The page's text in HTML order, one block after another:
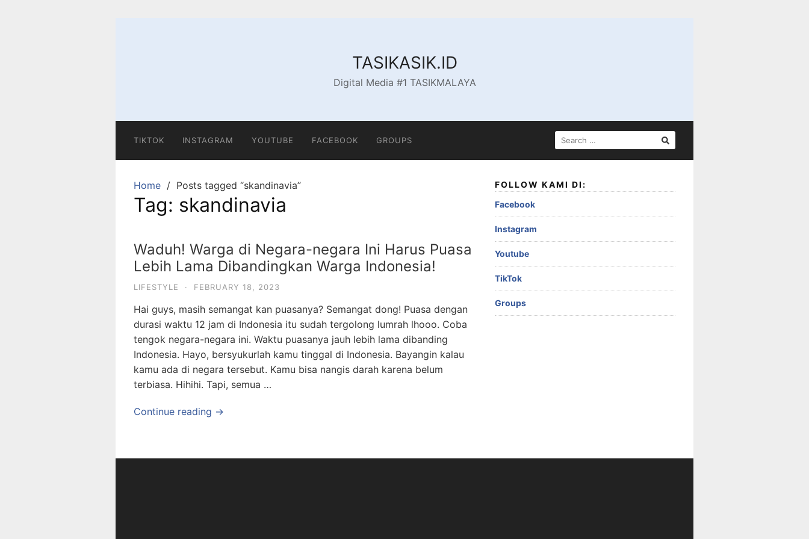
TASIKASIK.ID
Digital Media #1 TASIKMALAYA
TIKTOK INSTAGRAM YOUTUBE FACEBOOK GROUPS
SEARCH
FOR:
Home Posts tagged “skandinavia”
Tag: skandinavia
Waduh! Warga di Negara-negara Ini Harus Puasa
Lebih Lama Dibandingkan Warga Indonesia!
LIFESTYLE · FEBRUARY 18, 2023
Hai guys, masih semangat kan puasanya? Semangat dong! Puasa dengan
durasi waktu 12 jam di Indonesia itu sudah tergolong lumrah lhooo. Coba
tengok negara-negara ini. Waktu puasanya jauh lebih lama dibanding
Indonesia. Hayo, bersyukurlah kamu tinggal di Indonesia. Bayangin kalau
kamu ada di negara tersebut. Kamu bisa nangis darah karena belum
terbiasa. Hihihi. Tapi, semua …
Continue reading →
FOLLOW KAMI DI:
Facebook
Instagram
Youtube
TikTok
Groups